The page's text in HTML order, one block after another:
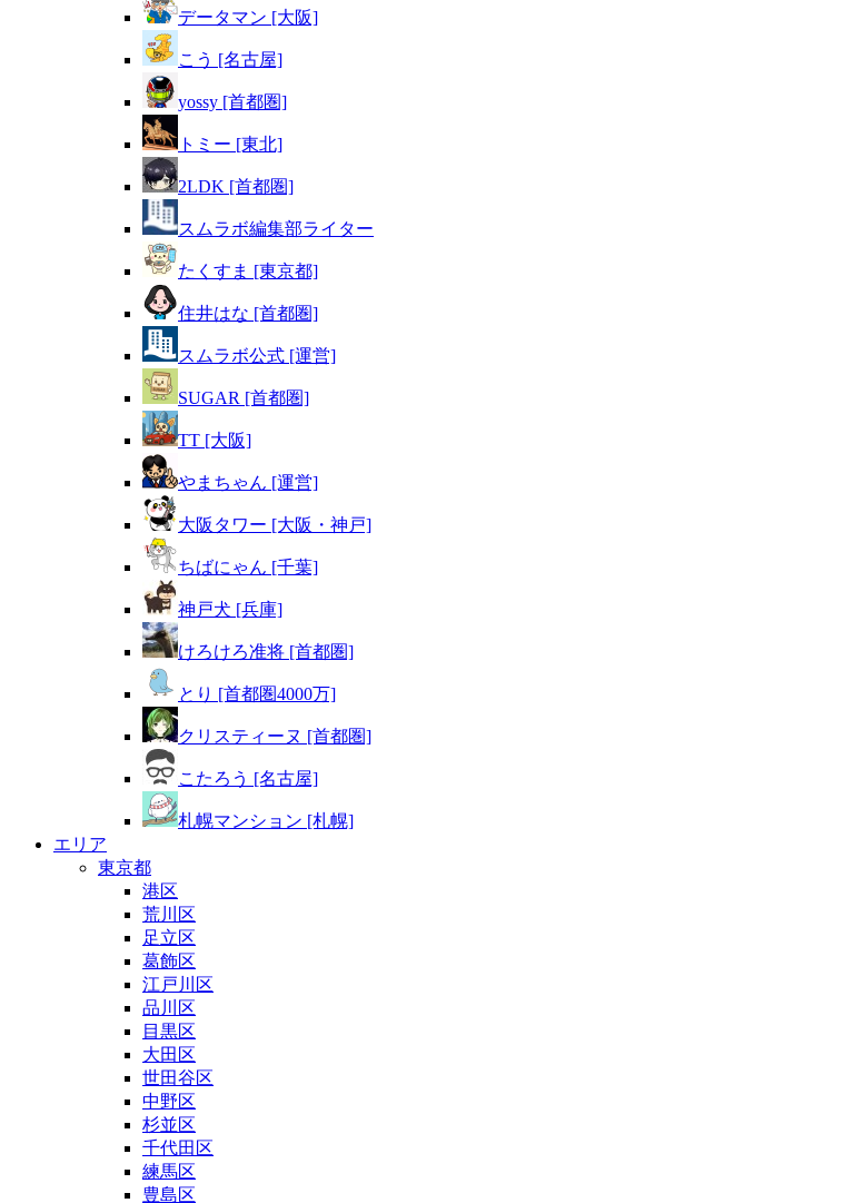
データマン [大阪]
こう [名古屋]
yossy [首都圏]
トミー [東北]
2LDK [首都圏]
スムラボ編集部ライター
たくすま [東京都]
住井はな [首都圏]
スムラボ公式 [運営]
SUGAR [首都圏]
TT [大阪]
やまちゃん [運営]
大阪タワー [大阪・神戸]
ちばにゃん [千葉]
神戸犬 [兵庫]
けろけろ准将 [首都圏]
とり [首都圏4000万]
クリスティーヌ [首都圏]
こたろう [名古屋]
札幌マンション [札幌]
エリア
東京都
港区
荒川区
足立区
葛飾区
江戸川区
品川区
目黒区
大田区
世田谷区
中野区
杉並区
千代田区
練馬区
豊島区